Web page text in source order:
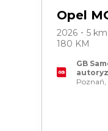
Opel
2026 ･ 5
180 KM
GB
Poznań,